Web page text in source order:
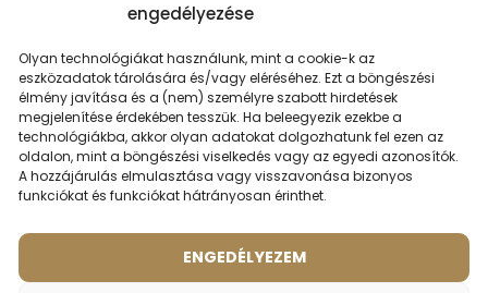
engedélyezése
Olyan technológiákat használunk, mint a cookie-k az
eszközadatok tárolására és/vagy eléréséhez. Ezt a böngészési
élmény javítása és a (nem) személyre szabott hirdetések
megjelenítése érdekében tesszük. Ha beleegyezik ezekbe a
technológiákba, akkor olyan adatokat dolgozhatunk fel ezen az
oldalon, mint a böngészési viselkedés vagy az egyedi azonosítók.
A hozzájárulás elmulasztása vagy visszavonása bizonyos
funkciókat és funkciókat hátrányosan érinthet.
ENGEDÉLYEZEM